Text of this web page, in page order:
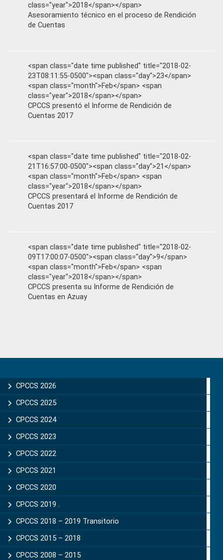
class="year">2018</span></span>
Asesoramiento técnico en el proceso de Rendición
de Cuentas
<span class="date time published" title="2018-02-
23T08:11:55-0500"><span class="day">23</span>
<span class="month">Feb</span> <span
class="year">2018</span></span>
CPCCS presentó el Informe de Rendición de
Cuentas 2017
<span class="date time published" title="2018-02-
21T16:57:00-0500"><span class="day">21</span>
<span class="month">Feb</span> <span
class="year">2018</span></span>
CPCCS presentará el Informe de Rendición de
Cuentas 2017
<span class="date time published" title="2018-02-
09T17:00:07-0500"><span class="day">9</span>
<span class="month">Feb</span> <span
class="year">2018</span></span>
CPCCS presenta su Informe de Rendición de
Cuentas en Azuay
Sidebar
CPCCS 2026
CPCCS 2025
CPCCS 2024
CPCCS 2023
CPCCS 2022
CPCCS 2021
CPCCS 2020
CPCCS 2019 .
CPCCS 2018 – 2019 Transitorio
CPCCS 2015 – 2018
CPCCS 2008 – 2015